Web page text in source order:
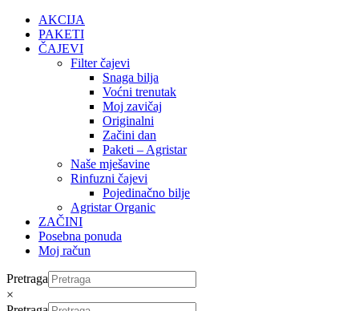
AKCIJA
PAKETI
ČAJEVI
Filter čajevi
Snaga bilja
Voćni trenutak
Moj zavičaj
Originalni
Začini dan
Paketi – Agristar
Naše mješavine
Rinfuzni čajevi
Pojedinačno bilje
Agristar Organic
ZAČINI
Posebna ponuda
Moj račun
Pretraga
×